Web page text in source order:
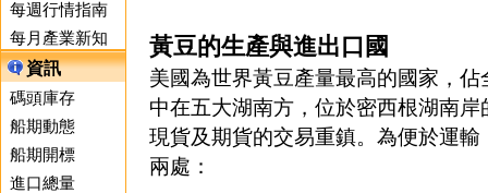
每週行情指南
每月產業新知
資訊
碼頭庫存
船期動態
船期開標
進口總量
黃豆的生產與進出口國
美國為世界黃豆產量最高的國家，
中在五大湖南方，位於密西根湖南
現貨及期貨的交易重鎮。為便於運
兩處：